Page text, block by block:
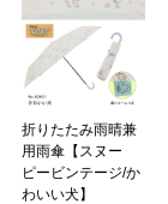
折りたたみ雨晴兼
用雨傘【スヌー
ピービンテージ/か
わいい犬】